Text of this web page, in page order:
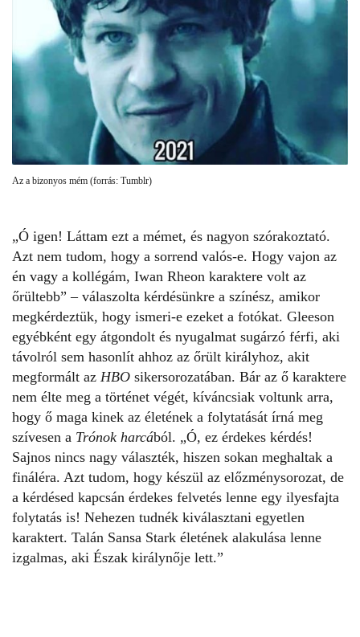
Az a bizonyos mém (forrás: Tumblr)
„Ó igen! Láttam ezt a mémet, és nagyon szórakoztató.
Azt nem tudom, hogy a sorrend valós-e. Hogy vajon az
én vagy a kollégám, Iwan Rheon karaktere volt az
őrültebb” – válaszolta kérdésünkre a színész, amikor
megkérdeztük, hogy ismeri-e ezeket a fotókat. Gleeson
egyébként egy átgondolt és nyugalmat sugárzó férfi, aki
távolról sem hasonlít ahhoz az őrült királyhoz, akit
megformált az HBO sikersorozatában. Bár az ő karaktere
nem élte meg a történet végét, kíváncsiak voltunk arra,
hogy ő maga kinek az életének a folytatását írná meg
szívesen a Trónok harcából. „Ó, ez érdekes kérdés!
Sajnos nincs nagy választék, hiszen sokan meghaltak a
fináléra. Azt tudom, hogy készül az előzménysorozat, de
a kérdésed kapcsán érdekes felvetés lenne egy ilyesfajta
folytatás is! Nehezen tudnék kiválasztani egyetlen
karaktert. Talán Sansa Stark életének alakulása lenne
izgalmas, aki Észak királynője lett.”